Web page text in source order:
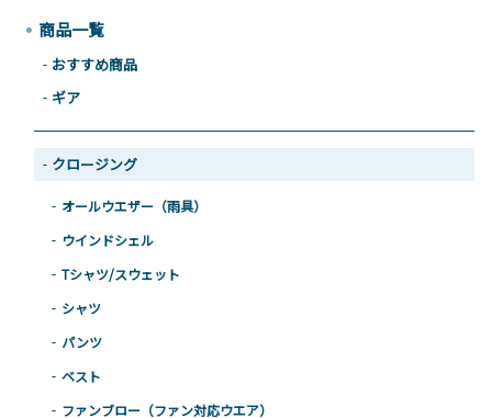
商品一覧
おすすめ商品
ギア
クロージング
オールウエザー（雨具）
ウインドシェル
Tシャツ/スウェット
シャツ
パンツ
ベスト
ファンブロー（ファン対応ウエア）